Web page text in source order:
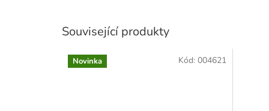
Související produkty
Novinka Kód: 004621